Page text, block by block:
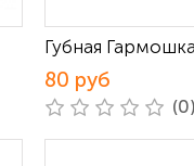
Губная
80 руб